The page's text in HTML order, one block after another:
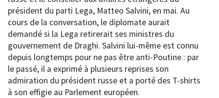
président du parti Lega, Matteo Salvini, en mai. Au
cours de la conversation, le diplomate aurait
demandé si la Lega retirerait ses ministres du
gouvernement de Draghi. Salvini lui-même est connu
depuis longtemps pour ne pas être anti-Poutine : par
le passé, il a exprimé à plusieurs reprises son
admiration du président russe et a porté des T-shirts
à son effigie au Parlement européen.